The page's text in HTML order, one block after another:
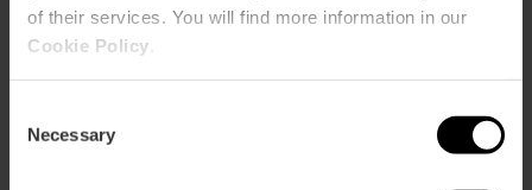
of their services. You will find more information in our
Cookie Policy
Selection
Necessary